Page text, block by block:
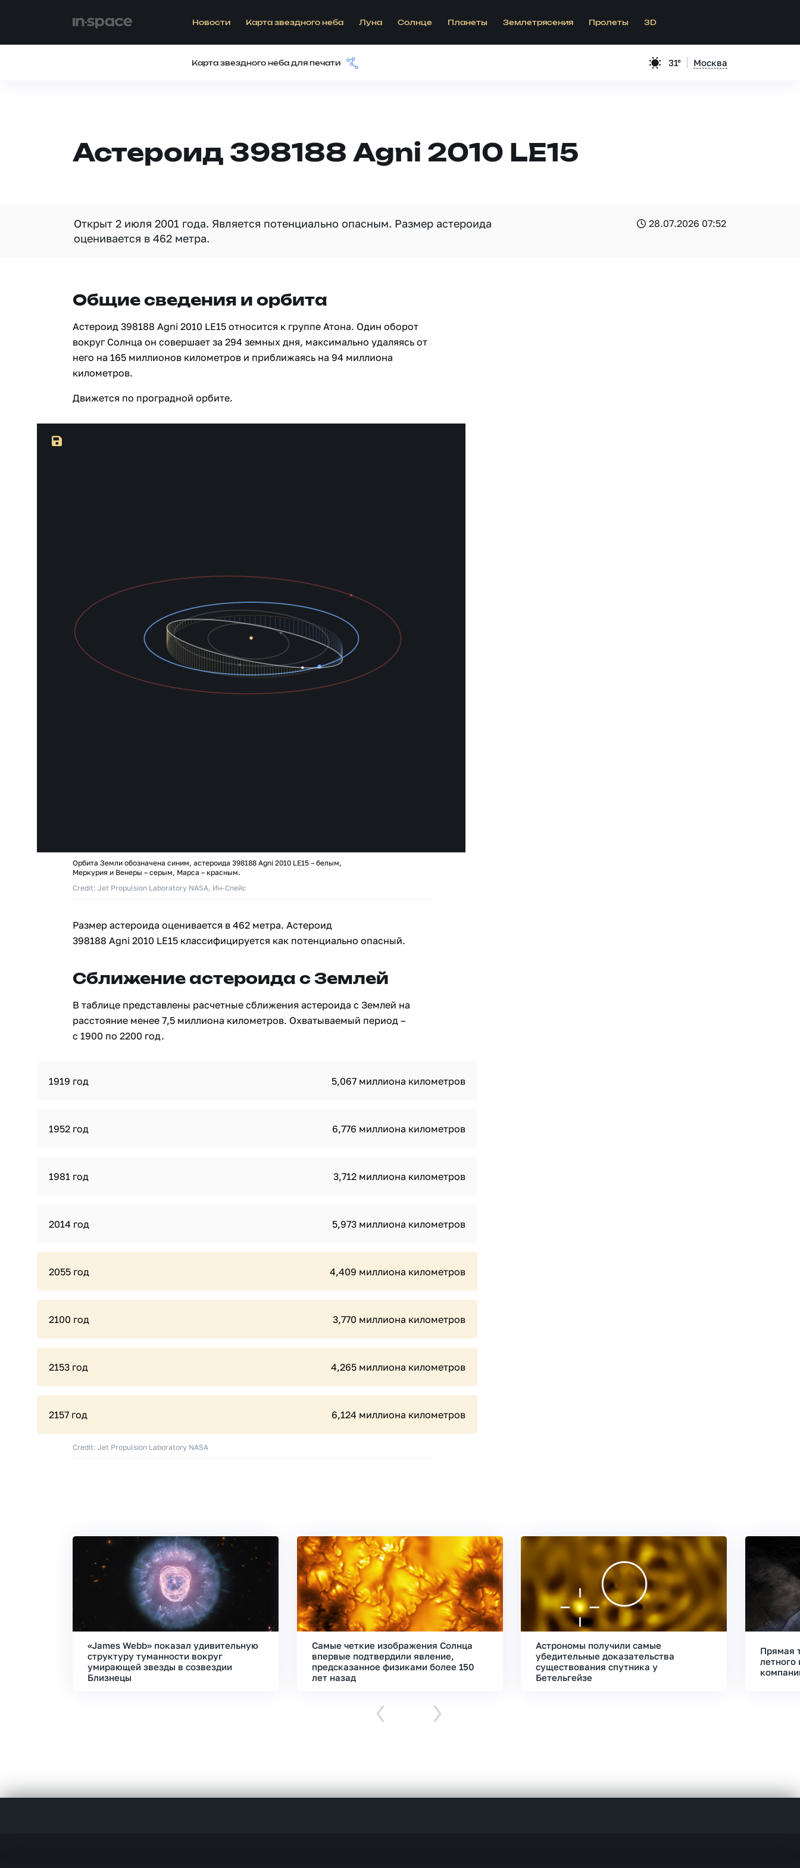
Новости Карта звездного неба Луна Солнце Планеты Землетрясения Пролеты 3D
Карта звездного неба для печати 31° Москва
Астероид 398188 Agni 2010 LE15
Открыт 2 июля 2001 года. Является потенциально опасным. Размер астероида
оценивается в 462 метра.
28.07.2026 07:52
Общие сведения и орбита
Астероид 398188 Agni 2010 LE15 относится к группе Атона. Один оборот
вокруг Солнца он совершает за 294 земных дня, максимально удаляясь от
него на 165 миллионов километров и приближаясь на 94 миллиона
километров.
Движется по проградной орбите.
Орбита Земли обозначена синим, астероида 398188 Agni 2010 LE15 – белым,
Меркурия и Венеры – серым, Марса – красным.
Credit: Jet Propulsion Laboratory NASA, Ин-Спейс
Размер астероида оценивается в 462 метра. Астероид
398188 Agni 2010 LE15 классифицируется как потенциально опасный.
Сближение астероида с Землей
В таблице представлены расчетные сближения астероида с Землей на
расстояние менее 7,5 миллиона километров. Охватываемый период –
с 1900 по 2200 год.
1919 год 5,067 миллиона километров
1952 год 6,776 миллиона километров
1981 год 3,712 миллиона километров
2014 год 5,973 миллиона километров
2055 год 4,409 миллиона километров
2100 год 3,770 миллиона километров
2153 год 4,265 миллиона километров
2157 год 6,124 миллиона километров
Credit: Jet Propulsion Laboratory NASA
«James Webb» показал удивительную
структуру туманности вокруг
умирающей звезды в созвездии
Близнецы
Самые четкие изображения Солнца
впервые подтвердили явление,
предсказанное физиками более 150
лет назад
Астрономы получили самые
убедительные доказательства
существования спутника у
Бетельгейзе
Прямая
летного
‹ ›